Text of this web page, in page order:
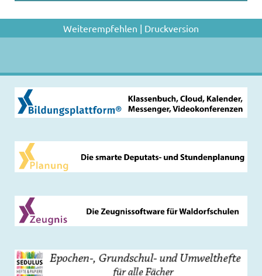
Weiterempfehlen | Druckversion